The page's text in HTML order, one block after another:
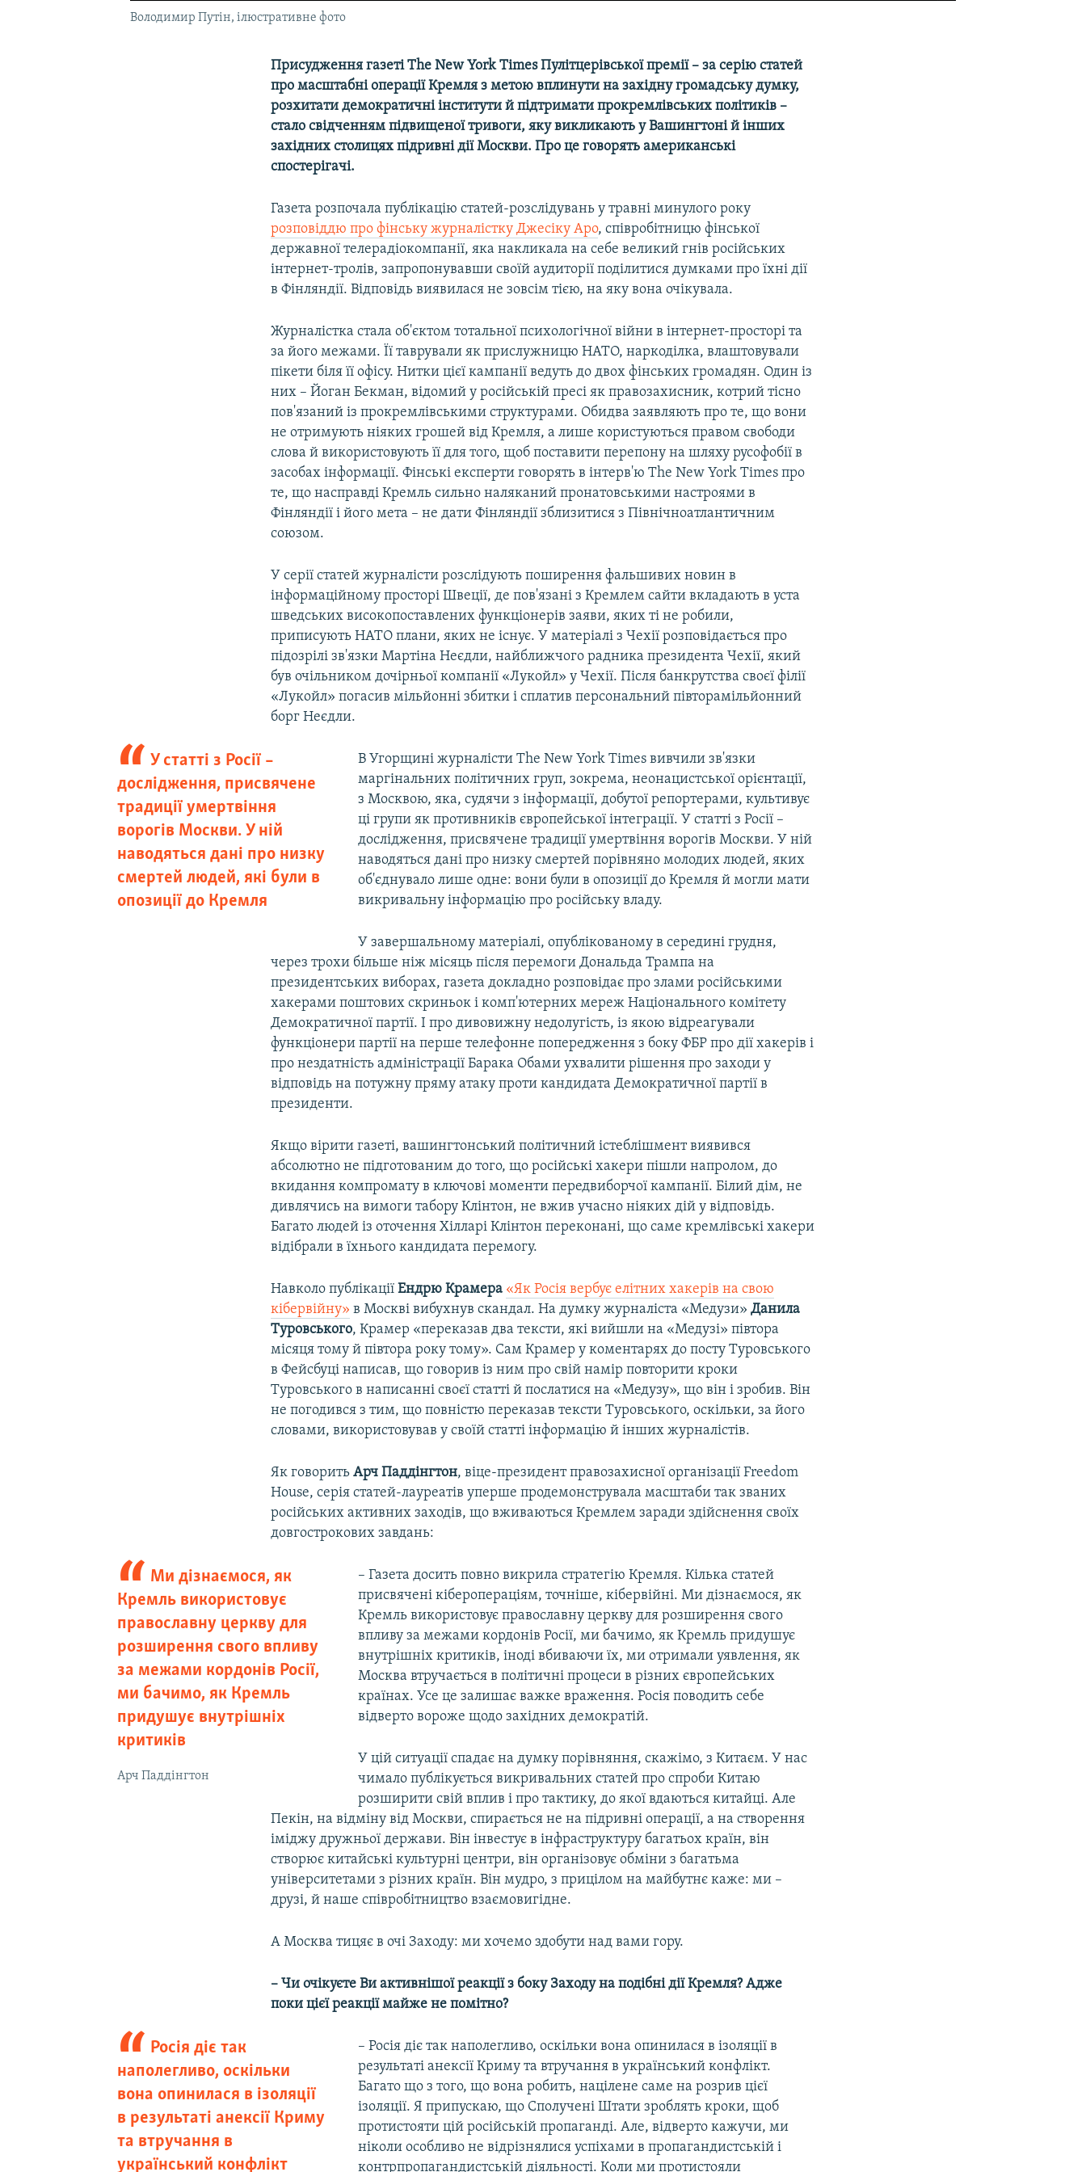
Володимир Путін, ілюстративне фото
Присудження газеті The New York Times Пулітцерівської премії – за серію статей
про масштабні операції Кремля з метою вплинути на західну громадську думку,
розхитати демократичні інститути й підтримати прокремлівських політиків –
стало свідченням підвищеної тривоги, яку викликають у Вашингтоні й інших
західних столицях підривні дії Москви. Про це говорять американські
спостерігачі.
Газета розпочала публікацію статей-розслідувань у травні минулого року
розповіддю про фінську журналістку Джесіку Аро, співробітницю фінської
державної телерадіокомпанії, яка накликала на себе великий гнів російських
інтернет-тролів, запропонувавши своїй аудиторії поділитися думками про їхні дії
в Фінляндії. Відповідь виявилася не зовсім тією, на яку вона очікувала.
Журналістка стала об'єктом тотальної психологічної війни в інтернет-просторі та
за його межами. Її таврували як прислужницю НАТО, наркоділка, влаштовували
пікети біля її офісу. Нитки цієї кампанії ведуть до двох фінських громадян. Один із
них – Йоган Бекман, відомий у російській пресі як правозахисник, котрий тісно
пов'язаний із прокремлівськими структурами. Обидва заявляють про те, що вони
не отримують ніяких грошей від Кремля, а лише користуються правом свободи
слова й використовують її для того, щоб поставити перепону на шляху русофобії в
засобах інформації. Фінські експерти говорять в інтерв'ю The New York Times про
те, що насправді Кремль сильно наляканий пронатовськими настроями в
Фінляндії і його мета – не дати Фінляндії зблизитися з Північноатлантичним
союзом.
У серії статей журналісти розслідують поширення фальшивих новин в
інформаційному просторі Швеції, де пов'язані з Кремлем сайти вкладають в уста
шведських високопоставлених функціонерів заяви, яких ті не робили,
приписують НАТО плани, яких не існує. У матеріалі з Чехії розповідається про
підозрілі зв'язки Мартіна Неєдли, найближчого радника президента Чехії, який
був очільником дочірньої компанії «Лукойл» у Чехії. Після банкрутства своєї філії
«Лукойл» погасив мільйонні збитки і сплатив персональний півторамільйонний
борг Неєдли.
У статті з Росії –
дослідження, присвячене
традиції умертвіння
ворогів Москви. У ній
наводяться дані про низку
смертей людей, які були в
опозиції до Кремля
В Угорщині журналісти The New York Times вивчили зв'язки
маргінальних політичних груп, зокрема, неонацистської орієнтації,
з Москвою, яка, судячи з інформації, добутої репортерами, культивує
ці групи як противників європейської інтеграції. У статті з Росії –
дослідження, присвячене традиції умертвіння ворогів Москви. У ній
наводяться дані про низку смертей порівняно молодих людей, яких
об'єднувало лише одне: вони були в опозиції до Кремля й могли мати
викривальну інформацію про російську владу.
У завершальному матеріалі, опублікованому в середині грудня,
через трохи більше ніж місяць після перемоги Дональда Трампа на
президентських виборах, газета докладно розповідає про злами російськими
хакерами поштових скриньок і комп'ютерних мереж Національного комітету
Демократичної партії. І про дивовижну недолугість, із якою відреагували
функціонери партії на перше телефонне попередження з боку ФБР про дії хакерів і
про нездатність адміністрації Барака Обами ухвалити рішення про заходи у
відповідь на потужну пряму атаку проти кандидата Демократичної партії в
президенти.
Якщо вірити газеті, вашингтонський політичний істеблішмент виявився
абсолютно не підготованим до того, що російські хакери пішли напролом, до
вкидання компромату в ключові моменти передвиборчої кампанії. Білий дім, не
дивлячись на вимоги табору Клінтон, не вжив учасно ніяких дій у відповідь.
Багато людей із оточення Хілларі Клінтон переконані, що саме кремлівські хакери
відібрали в їхнього кандидата перемогу.
Навколо публікаціїЕндрю Крамера «Як Росія вербує елітних хакерів на свою
кібервійну» в Москві вибухнув скандал. На думку журналіста «Медузи»Данила
Туровського, Крамер «переказав два тексти, які вийшли на «Медузі» півтора
місяця тому й півтора року тому». Сам Крамер у коментарях до посту Туровського
в Фейсбуці написав, що говорив із ним про свій намір повторити кроки
Туровського в написанні своєї статті й послатися на «Медузу», що він і зробив. Він
не погодився з тим, що повністю переказав тексти Туровського, оскільки, за його
словами, використовував у своїй статті інформацію й інших журналістів.
Як говоритьАрч Паддінгтон, віце-президент правозахисної організації Freedom
House, серія статей-лауреатів уперше продемонструвала масштаби так званих
російських активних заходів, що вживаються Кремлем заради здійснення своїх
довгострокових завдань:
Ми дізнаємося, як
Кремль використовує
православну церкву для
розширення свого впливу
за межами кордонів Росії,
ми бачимо, як Кремль
придушує внутрішніх
критиків
Арч Паддінгтон
– Газета досить повно викрила стратегію Кремля. Кілька статей
присвячені кіберопераціям, точніше, кібервійні. Ми дізнаємося, як
Кремль використовує православну церкву для розширення свого
впливу за межами кордонів Росії, ми бачимо, як Кремль придушує
внутрішніх критиків, іноді вбиваючи їх, ми отримали уявлення, як
Москва втручається в політичні процеси в різних європейських
країнах. Усе це залишає важке враження. Росія поводить себе
відверто вороже щодо західних демократій.
У цій ситуації спадає на думку порівняння, скажімо, з Китаєм. У нас
чимало публікується викривальних статей про спроби Китаю
розширити свій вплив і про тактику, до якої вдаються китайці. Але
Пекін, на відміну від Москви, спирається не на підривні операції, а на створення
іміджу дружньої держави. Він інвестує в інфраструктуру багатьох країн, він
створює китайські культурні центри, він організовує обміни з багатьма
університетами з різних країн. Він мудро, з прицілом на майбутнє каже: ми –
друзі, й наше співробітництво взаємовигідне.
А Москва тицяє в очі Заходу: ми хочемо здобути над вами гору.
– Чи очікуєте Ви активнішої реакції з боку Заходу на подібні дії Кремля? Адже
поки цієї реакції майже не помітно?
Росія діє так
наполегливо, оскільки
вона опинилася в ізоляції
в результаті анексії Криму
та втручання в
український конфлікт
– Росія діє так наполегливо, оскільки вона опинилася в ізоляції в
результаті анексії Криму та втручання в український конфлікт.
Багато що з того, що вона робить, націлене саме на розрив цієї
ізоляції. Я припускаю, що Сполучені Штати зроблять кроки, щоб
протистояти цій російській пропаганді. Але, відверто кажучи, ми
ніколи особливо не відрізнялися успіхами в пропагандистській і
контрпропагандистській діяльності. Коли ми протистояли